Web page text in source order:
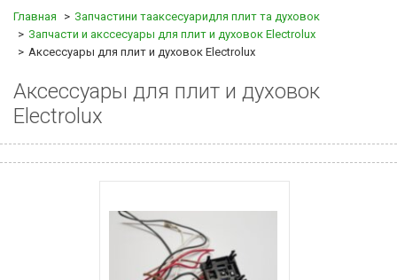
Главная
Запчастини тааксесуаридля плит та духовок
Запчасти и акссесуары для плит и духовок Electrolux
Аксессуары для плит и духовок Electrolux
Аксессуары для плит и духовок
Electrolux